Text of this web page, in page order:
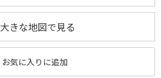
大きな地図で見る
お気に入りに追加